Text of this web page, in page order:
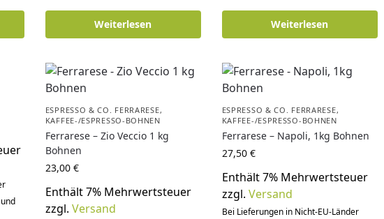
Weiterlesen Weiterlesen
ESPRESSO & CO. FERRARESE,
KAFFEE-/ESPRESSO-BOHNEN
Ferrarese – Zio Veccio 1 kg
Bohnen
23,00 €
Enthält 7% Mehrwertsteuer
zzgl. Versand
ESPRESSO & CO. FERRARESE,
KAFFEE-/ESPRESSO-BOHNEN
Ferrarese – Napoli, 1kg Bohnen
27,50 €
Enthält 7% Mehrwertsteuer
zzgl. Versand
Bei Lieferungen in Nicht-EU-Länder